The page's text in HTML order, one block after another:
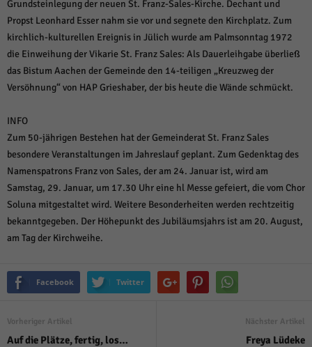
Grundsteinlegung der neuen St. Franz-Sales-Kirche. Dechant und
Propst Leonhard Esser nahm sie vor und segnete den Kirchplatz. Zum
kirchlich-kulturellen Ereignis in Jülich wurde am Palmsonntag 1972
die Einweihung der Vikarie St. Franz Sales: Als Dauerleihgabe überließ
das Bistum Aachen der Gemeinde den 14-teiligen „Kreuzweg der
Versöhnung“ von HAP Grieshaber, der bis heute die Wände schmückt.
INFO
Zum 50-jährigen Bestehen hat der Gemeinderat St. Franz Sales
besondere Veranstaltungen im Jahreslauf geplant. Zum Gedenktag des
Namenspatrons Franz von Sales, der am 24. Januar ist, wird am
Samstag, 29. Januar, um 17.30 Uhr eine hl Messe gefeiert, die vom Chor
Soluna mitgestaltet wird. Weitere Besonderheiten werden rechtzeitig
bekanntgegeben. Der Höhepunkt des Jubiläumsjahrs ist am 20. August,
am Tag der Kirchweihe.
Facebook Twitter
Vorheriger Artikel
Auf die Plätze, fertig, los…
Nächster Artikel
Freya Lüdeke